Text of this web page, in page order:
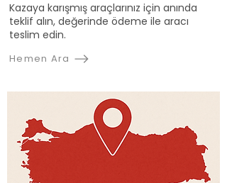
Kazaya karışmış araçlarınız için anında
teklif alın, değerinde ödeme ile aracı
teslim edin.
Hemen Ara